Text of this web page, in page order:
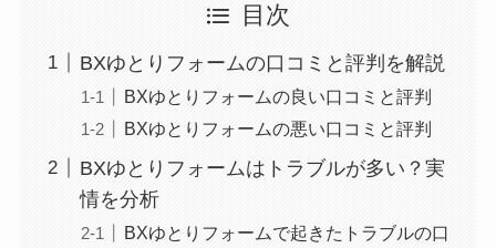
目次
BXゆとりフォームの口コミと評判を解説
BXゆとりフォームの良い口コミと評判
BXゆとりフォームの悪い口コミと評判
BXゆとりフォームはトラブルが多い？実
情を分析
BXゆとりフォームで起きたトラブルの口